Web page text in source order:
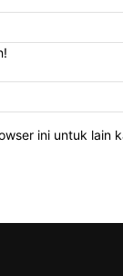
ini untuk lain